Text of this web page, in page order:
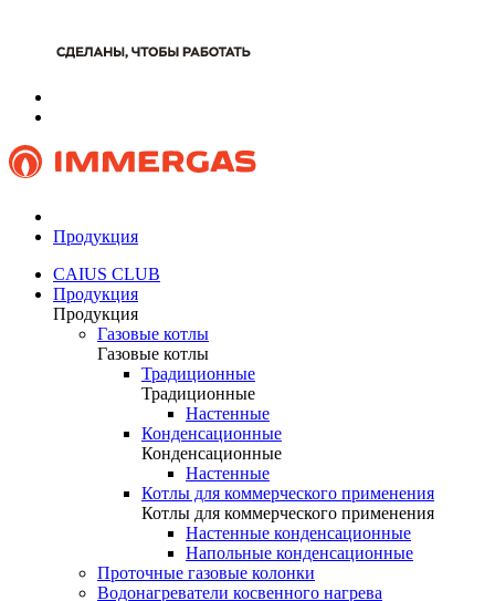
Продукция
CAIUS CLUB
Продукция
Продукция
Газовые котлы
Газовые котлы
Традиционные
Традиционные
Настенные
Конденсационные
Конденсационные
Настенные
Котлы для коммерческого применения
Котлы для коммерческого применения
Настенные конденсационные
Напольные конденсационные
Проточные газовые колонки
Водонагреватели косвенного нагрева